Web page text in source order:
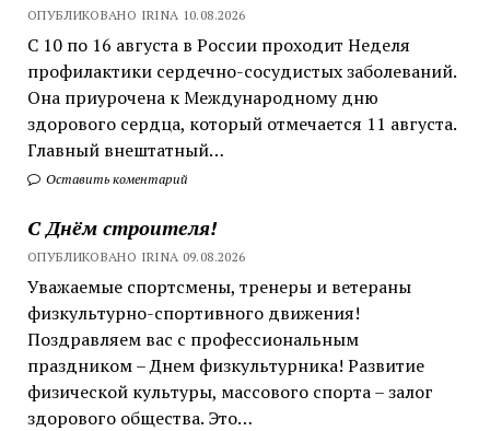
ОПУБЛИКОВАНО IRINA 10.08.2026
С 10 по 16 августа в России проходит Неделя
профилактики сердечно-сосудистых заболеваний.
Она приурочена к Международному дню
здорового сердца, который отмечается 11 августа.
Главный внештатный…
Оставить коментарий
С Днём строителя!
ОПУБЛИКОВАНО IRINA 09.08.2026
Уважаемые спортсмены, тренеры и ветераны
физкультурно-спортивного движения!
Поздравляем вас с профессиональным
праздником – Днем физкультурника! Развитие
физической культуры, массового спорта – залог
здорового общества. Это…